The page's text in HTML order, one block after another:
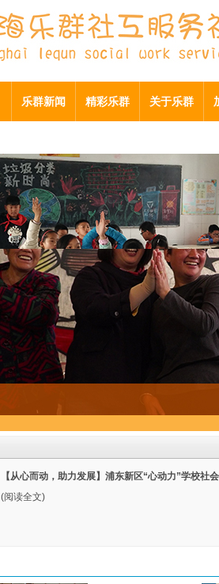
乐群新闻 精彩乐群 关于乐群
【从心而动，助力发展】浦东新区“心动力”学校社
(阅读全文)